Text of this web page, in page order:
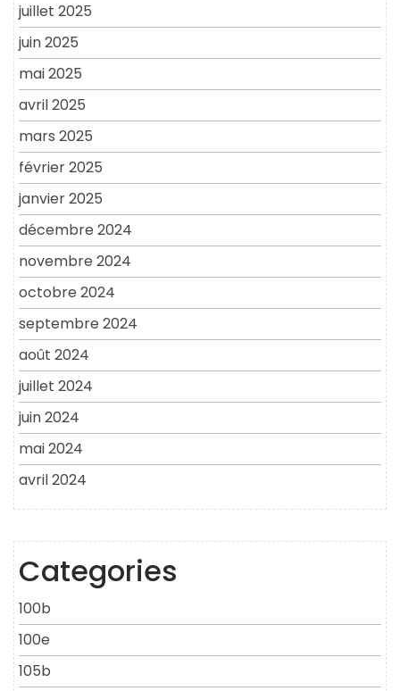
juillet 2025
juin 2025
mai 2025
avril 2025
mars 2025
février 2025
janvier 2025
décembre 2024
novembre 2024
octobre 2024
septembre 2024
août 2024
juillet 2024
juin 2024
mai 2024
avril 2024
Categories
100b
100e
105b